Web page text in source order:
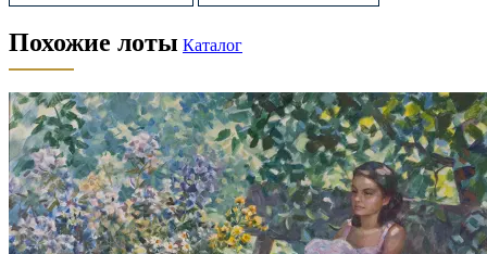
Похожие лоты Каталог